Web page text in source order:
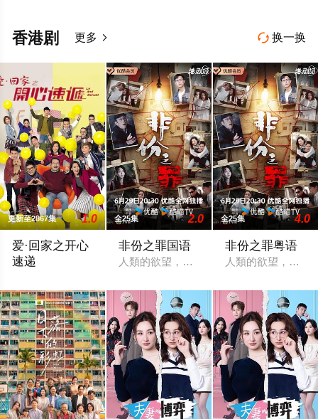
 换一换
香港剧 更多 
更新至2867集 1.0
爱·回家之开心
速递
全25集 2.0
非份之罪国语
人類的欲望，可驅使我們超越自我，然
全25集 4.0
非份之罪粤语
人類的欲望，可驅